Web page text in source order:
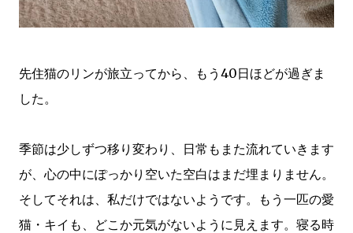
先住猫のリンが旅立ってから、もう40日ほどが過ぎま
した。
季節は少しずつ移り変わり、日常もまた流れていきます
が、心の中にぽっかり空いた空白はまだ埋まりません。
そしてそれは、私だけではないようです。もう一匹の愛
猫・キイも、どこか元気がないように見えます。寝る時